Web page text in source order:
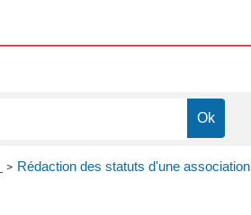
> Rédaction des statuts d'une association